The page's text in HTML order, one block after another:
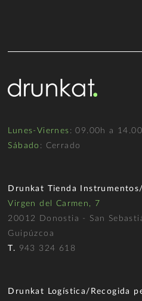
Lunes-Viernes : 09.00h a
Sábado : Cerrado
Drunkat Tienda
Virgen del Carmen, 7
20012 Donostia - San
Guipúzcoa
T. 943 324 618
Drunkat Logística/Recogida